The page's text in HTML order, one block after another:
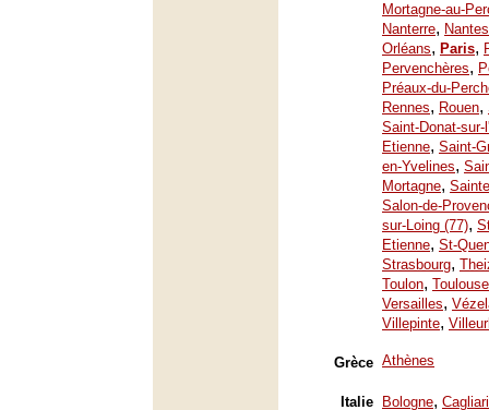
Mortagne-au-
Nanterre, Nantes
Orléans, Paris,
Pervenchères,
Préaux-du-
Rennes, Rouen,
Saint-Donat-sur-
Etienne, Saint-
en-Yvelines,
Mortagne,
Salon-de-
sur-Loing (77),
Etienne, St-
Strasbourg,
Toulon, Toulouse
Versailles,
Villepinte,
Grèce Athènes
Italie Bologne, Cagliari